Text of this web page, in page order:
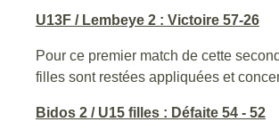
U13F / Lembeye 2 : Victoire 57-26
Pour ce premier match de cette
filles sont restées appliquées et
Bidos 2 / U15 filles : Défaite 54 - 52